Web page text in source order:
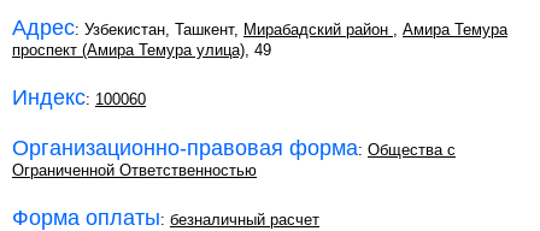
Адрес: Узбекистан, Ташкент, Мирабадский район , Амира Темура
проспект (Амира Темура улица), 49
Индекс: 100060
Организационно-правовая форма: Общества с
Ограниченной Ответственностью
Форма оплаты: безналичный расчет